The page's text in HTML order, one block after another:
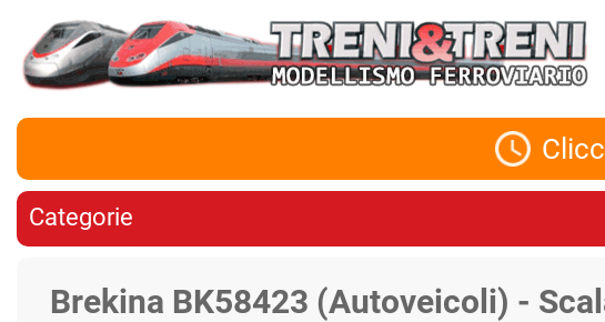
Categorie
Brekina BK58423 (Autoveicoli) -